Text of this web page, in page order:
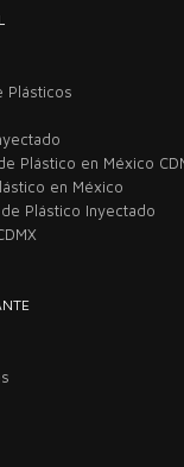
Plásticos
Plástico en México
en México
Plástico Inyectado